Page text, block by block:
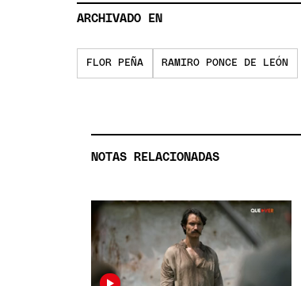
ARCHIVADO EN
FLOR PEÑA RAMIRO PONCE DE LEÓN
NOTAS RELACIONADAS